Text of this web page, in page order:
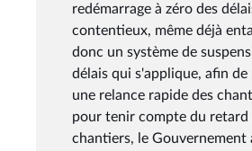
redémarrage à zéro des
contentieux, même déjà
donc un système de
délais qui s'applique, afin
une relance rapide des
pour tenir compte du retard
chantiers, le Gouvernement